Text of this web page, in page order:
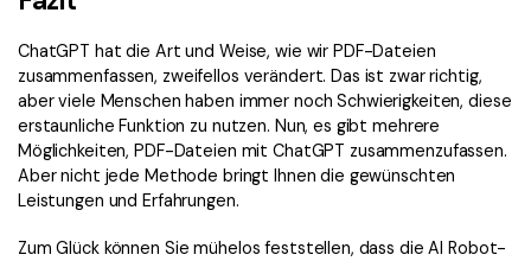
ChatGPT hat die Art und Weise, wie wir PDF-Dateien
zusammenfassen, zweifellos verändert. Das ist zwar richtig,
aber viele Menschen haben immer noch Schwierigkeiten, diese
erstaunliche Funktion zu nutzen. Nun, es gibt mehrere
Möglichkeiten, PDF-Dateien mit ChatGPT zusammenzufassen.
Aber nicht jede Methode bringt Ihnen die gewünschten
Leistungen und Erfahrungen.
Zum Glück können Sie mühelos feststellen, dass die AI Robot-